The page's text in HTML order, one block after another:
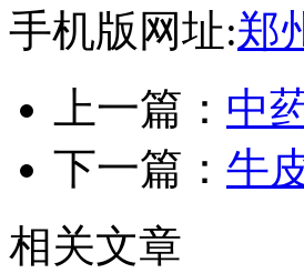
手机版网址:郑
上一篇： 中
下一篇： 牛
相关文章